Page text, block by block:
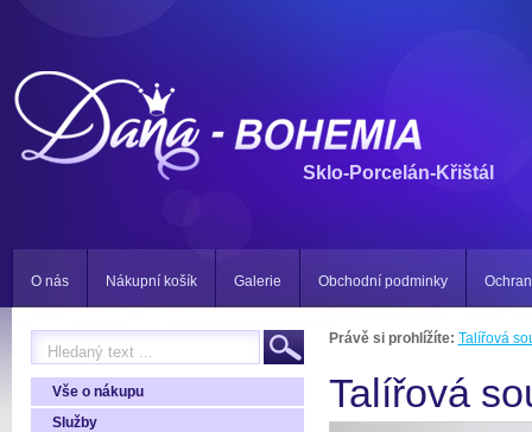
Sklo-Porcelán-Křištál
O nás Nákupní košík Galerie Obchodní podminky
Vše o nákupu
Služby
Právě si prohlížíte: Talířová
Talířová